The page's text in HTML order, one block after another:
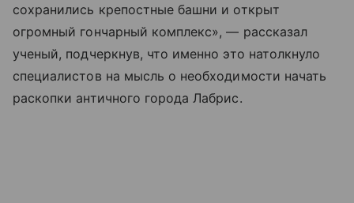
сохранились крепостные башни и открыт
огромный гончарный комплекс», — рассказал
ученый, подчеркнув, что именно это натолкнуло
специалистов на мысль о необходимости начать
раскопки античного города Лабрис.